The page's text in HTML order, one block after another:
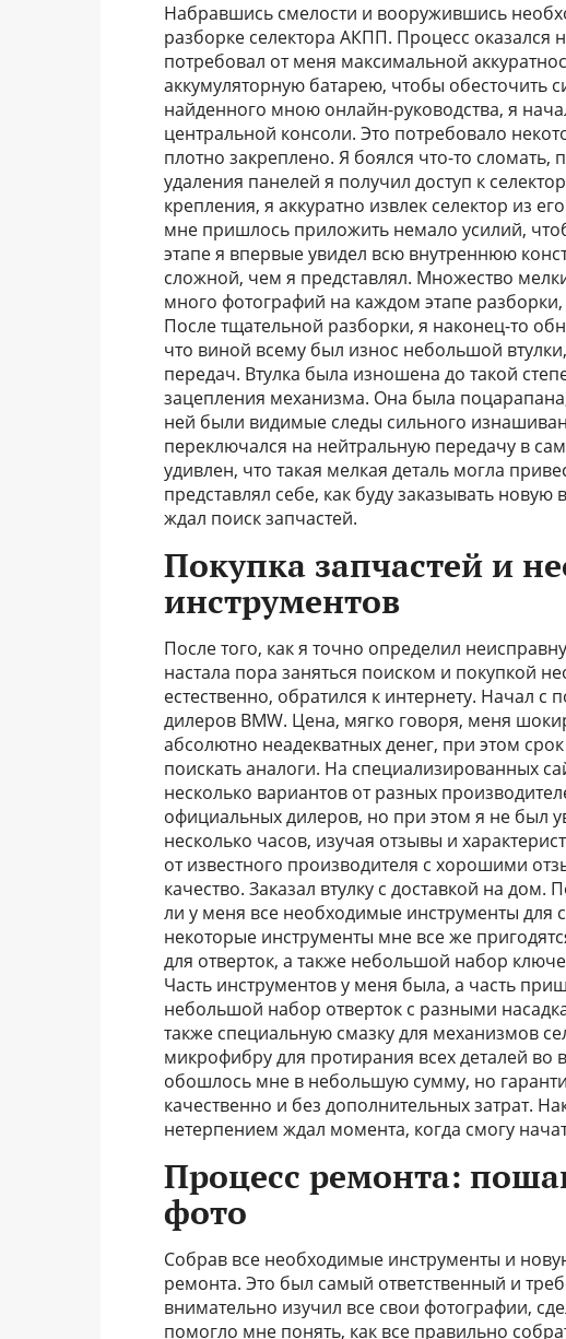
Набравшись смелости и вооружившись
разборке селектора АКПП. Процесс оказался
потребовал от меня максимальной
аккумуляторную батарею, чтобы обесточить
найденного мною онлайн-руководства, я
центральной консоли. Это потребовало
плотно закреплено. Я боялся что-то
удаления панелей я получил доступ к
крепления, я аккуратно извлек селектор из
мне пришлось приложить немало усилий,
этапе я впервые увидел всю внутреннюю
сложной, чем я представлял. Множество
много фотографий на каждом этапе
После тщательной разборки, я наконец-то
что виной всему был износ небольшой
передач. Втулка была изношена до такой
зацепления механизма. Она была
ней были видимые следы сильного
переключался на нейтральную передачу в
удивлен, что такая мелкая деталь могла
представлял себе, как буду заказывать
ждал поиск запчастей.
Покупка запчастей и
инструментов
После того, как я точно определил
настала пора заняться поиском и покупкой
естественно, обратился к интернету. Начал
дилеров BMW. Цена, мягко говоря, меня
абсолютно неадекватных денег, при этом
поискать аналоги. На специализированных
несколько вариантов от разных
официальных дилеров, но при этом я не был
несколько часов, изучая отзывы и
от известного производителя с хорошими
качество. Заказал втулку с доставкой на
ли у меня все необходимые инструменты для
некоторые инструменты мне все же
для отверток, а также небольшой набор
Часть инструментов у меня была, а часть
небольшой набор отверток с разными
также специальную смазку для механизмов
микрофибру для протирания всех деталей
обошлось мне в небольшую сумму, но
качественно и без дополнительных затрат.
нетерпением ждал момента, когда смогу
Процесс ремонта:
фото
Собрав все необходимые инструменты и
ремонта. Это был самый ответственный и
внимательно изучил все свои фотографии,
помогло мне понять, как все правильно